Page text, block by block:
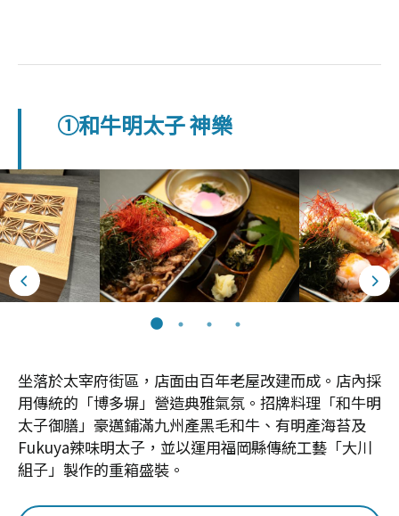
①和牛明太子 神樂
坐落於太宰府街區，店面由百年老屋改建而成。店內採
用傳統的「博多塀」營造典雅氣氛。招牌料理「和牛明
太子御膳」豪邁鋪滿九州產黑毛和牛、有明產海苔及
Fukuya辣味明太子，並以運用福岡縣傳統工藝「大川
組子」製作的重箱盛裝。